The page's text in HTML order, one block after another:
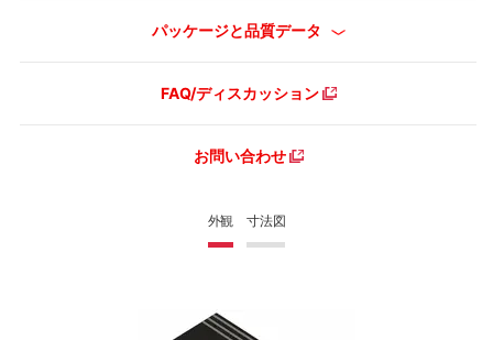
外観 寸法図
パッケージと品質データ
FAQ/ディスカッション
お問い合わせ